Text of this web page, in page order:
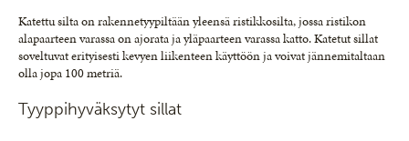
Katettu silta on rakennetyypiltään yleensä ristikkosilta, jossa ristikon
alapaarteen varassa on ajorata ja yläpaarteen varassa katto. Katetut sillat
soveltuvat erityisesti kevyen liikenteen käyttöön ja voivat jännemitaltaan
olla jopa 100 metriä.
Tyyppihyväksytyt sillat